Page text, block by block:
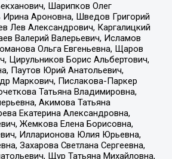
Шарипков Олег
Ароновна, Шведов Григорий
Лев Александрович, Каргалицкий
Валерий Валерьевич, Исламов
Ольга Евгеньевна, Щаров
Цирульников Борис Альбертович,
Паутов Юрий Анатольевич,
Маркович, Пислакова-Паркер
Татьяна Владимировна,
Акимова Татьяна
Екатерина Александровна,
Жемкова Елена Борисовна,
Илларионова Юлия Юрьевна,
Захарова Светлана Сергеевна,
Щур Татьяна Михайловна,